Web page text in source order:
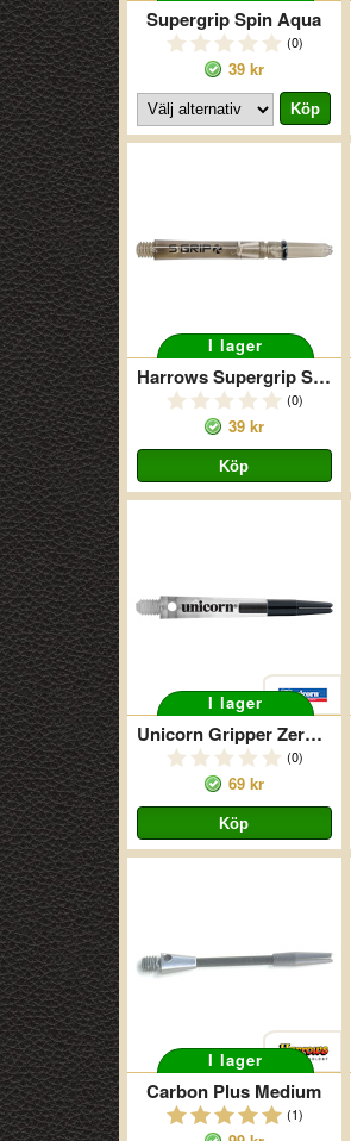
Supergrip Spin Aqua
(0)
39 kr
I lager
Harrows Supergrip Spin
(0)
39 kr
I lager
Unicorn Gripper Zero Two Tone Medium Black
(0)
69 kr
I lager
Carbon Plus Medium
(1)